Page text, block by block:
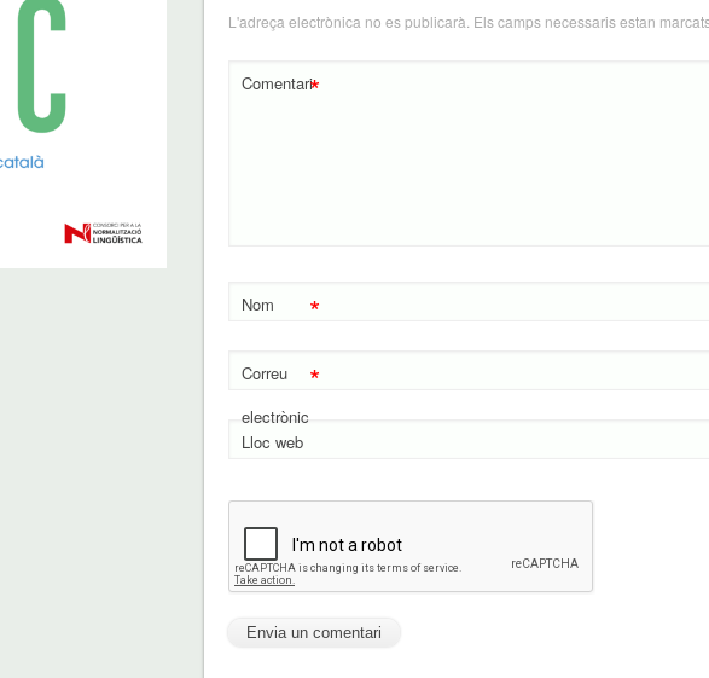
L'adreça electrònica no es publicarà. Els camps necessaris estan
Comentari*
Nom *
Correu
electrònic
*
Lloc web